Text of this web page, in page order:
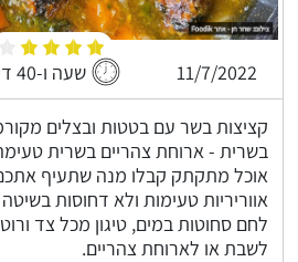
11/7/2022 שעה ו-40 דקות
קציצות בשר עם בטטות ובצלים
בשרית - ארוחת צהריים בשרית
אוכל מתקתק קבלו מנה שתעיף
אווריריות טעימות ולא דחוסות
לחם סחוטות במים, טיגון מכל צד
לשבת או לארוחת צהריים.